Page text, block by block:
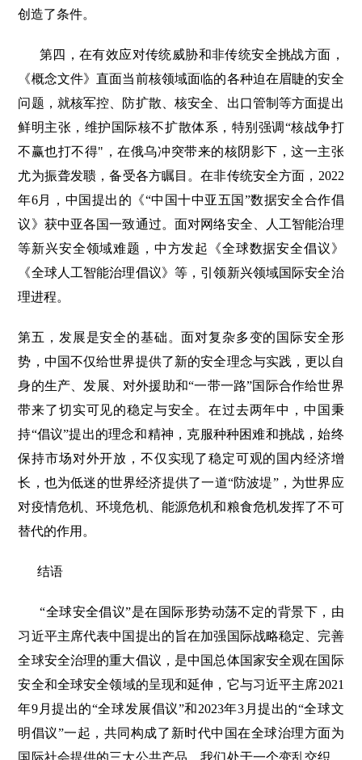
创造了条件。
第四，在有效应对传统威胁和非传统安全挑战方面，
《概念文件》直面当前核领域面临的各种迫在眉睫的安全
问题，就核军控、防扩散、核安全、出口管制等方面提出
鲜明主张，维护国际核不扩散体系，特别强调“核战争打
不赢也打不得"，在俄乌冲突带来的核阴影下，这一主张
尤为振聋发聩，备受各方瞩目。在非传统安全方面，2022
年6月，中国提出的《“中国十中亚五国”数据安全合作倡
议》获中亚各国一致通过。面对网络安全、人工智能治理
等新兴安全领域难题，中方发起《全球数据安全倡议》
《全球人工智能治理倡议》等，引领新兴领域国际安全治
理进程。
第五，发展是安全的基础。面对复杂多变的国际安全形
势，中国不仅给世界提供了新的安全理念与实践，更以自
身的生产、发展、对外援助和“一带一路”国际合作给世界
带来了切实可见的稳定与安全。在过去两年中，中国秉
持“倡议”提出的理念和精神，克服种种困难和挑战，始终
保持市场对外开放，不仅实现了稳定可观的国内经济增
长，也为低迷的世界经济提供了一道“防波堤”，为世界应
对疫情危机、环境危机、能源危机和粮食危机发挥了不可
替代的作用。
结语
“全球安全倡议”是在国际形势动荡不定的背景下，由
习近平主席代表中国提出的旨在加强国际战略稳定、完善
全球安全治理的重大倡议，是中国总体国家安全观在国际
安全和全球安全领域的呈现和延伸，它与习近平主席2021
年9月提出的“全球发展倡议”和2023年3月提出的“全球文
明倡议”一起，共同构成了新时代中国在全球治理方面为
国际社会提供的三大公共产品。我们处于一个变乱交织，